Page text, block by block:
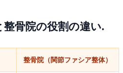
整骨院の役割の違い.
整骨院（関節ファシア整体）